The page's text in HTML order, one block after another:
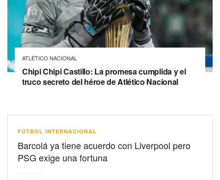
ATLÉTICO NACIONAL
Chipi Chipi Castillo: La promesa cumplida y el
truco secreto del héroe de Atlético Nacional
FÚTBOL INTERNACIONAL
Barcolá ya tiene acuerdo con Liverpool pero
PSG exige una fortuna